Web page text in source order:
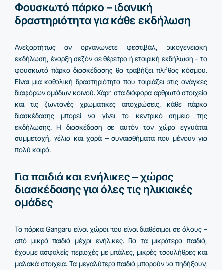
Φουσκωτό πάρκο – ιδανική
δραστηριότητα για κάθε εκδήλωση
Ανεξαρτήτως αν οργανώνετε φεστιβάλ, οικογενειακή
εκδήλωση, έναρξη σεζόν σε θέρετρο ή εταιρική εκδήλωση – το
φουσκωτό πάρκο διασκέδασης θα τραβήξει πλήθος κόσμου.
Είναι μια καθολική δραστηριότητα που ταιριάζει στις ανάγκες
διαφόρων ομάδων κοινού. Χάρη στα διάφορα αρθρωτά στοιχεία
και τις ζωντανές χρωματικές αποχρώσεις, κάθε πάρκο
διασκέδασης μπορεί να γίνει το κεντρικό σημείο της
εκδήλωσης. Η διασκέδαση σε αυτόν τον χώρο εγγυάται
συμμετοχή, γέλιο και χαρά – συναισθήματα που μένουν για
πολύ καιρό.
Για παιδιά και ενήλικες – χώρος
διασκέδασης για όλες τις ηλικιακές
ομάδες
Τα πάρκα Gangaru είναι χώροι που είναι διαθέσιμοι σε όλους –
από μικρά παιδιά μέχρι ενήλικες. Για τα μικρότερα παιδιά,
έχουμε ασφαλείς περιοχές με μπάλες, μικρές τσουλήθρες και
μαλακά στοιχεία. Τα μεγαλύτερα παιδιά μπορούν να πηδήξουν,